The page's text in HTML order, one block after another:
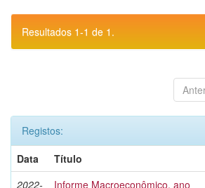
Resultados 1-1 de 1.
Registos:
Data
Título
2022-
Informe Macroeconômico, ano